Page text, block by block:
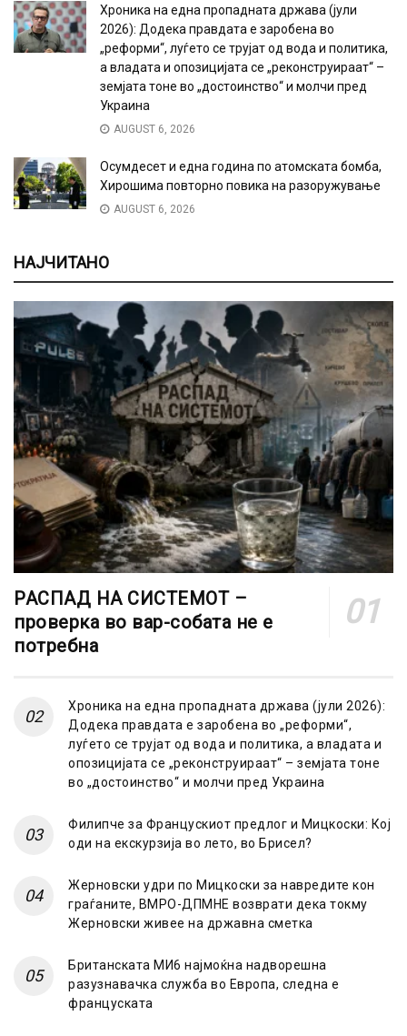
Хроника на една пропадната држава (јули
2026): Додека правдата е заробена во
„реформи“, луѓето се трујат од вода и политика,
а владата и опозицијата се „реконструираат“ –
земјата тоне во „достоинство“ и молчи пред
Украина
AUGUST 6, 2026
Осумдесет и една година по атомската бомба,
Хирошима повторно повика на разоружување
AUGUST 6, 2026
НАЈЧИТАНО
РАСПАД НА СИСТЕМОТ –
проверка во вар-собата не е
потребна
Хроника на една пропадната држава (јули 2026):
Додека правдата е заробена во „реформи“,
луѓето се трујат од вода и политика, а владата и
опозицијата се „реконструираат“ – земјата тоне
во „достоинство“ и молчи пред Украина
Филипче за Францускиот предлог и Мицкоски: Кој
оди на екскурзија во лето, во Брисел?
Жерновски удри по Мицкоски за навредите кон
граѓаните, ВМРО-ДПМНЕ возврати дека токму
Жерновски живее на државна сметка
Британската МИ6 најмоќна надворешна
разузнавачка служба во Европа, следна е
француската